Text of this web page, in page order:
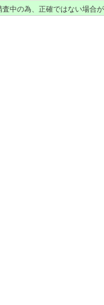
中の為、正確ではない場合